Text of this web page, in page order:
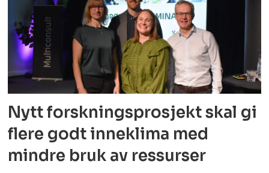
K. Lund AS
Midbøe AS
Nordvest Miljø AS
Olaf B. Terjesen AS
Skien Rørleggerforretning AS
Øivind Lystad AS, Bademiljø
Nytt forskningsprosjekt skal gi
flere godt inneklima med
mindre bruk av ressurser